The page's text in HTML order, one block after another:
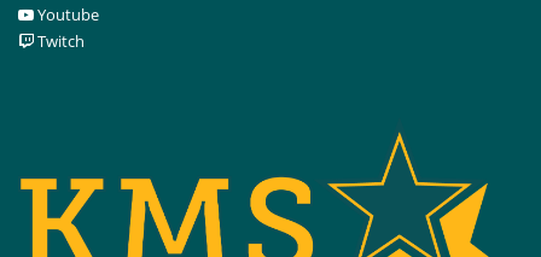
Youtube
Twitch